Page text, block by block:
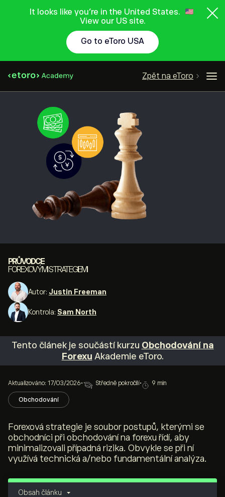
It looks like you're in the United States.
View our US site.
Go to eToro USA
Zpět na eToro
PRŮVODCE
FOREXOVÝMI STRATEGIEMI
Autor: Justin Freeman
Kontrola: Sam North
Tento článek je součástí kurzu Obchodování na
Forexu Akademie eToro.
Aktualizováno: 17/03/2026• Středně pokročilí• 9 min
Obchodování
Forexová strategie je soubor postupů, kterými se
obchodníci při obchodování na forexu řídí, aby
minimalizovali případná rizika. Obvykle se při ní
využívá technická a/nebo fundamentální analýza.
Obsah článku